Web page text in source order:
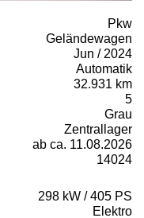
Pkw
Geländewagen
Jun / 2024
Automatik
32.931 km
5
Grau
Zentrallager
ab ca. 11.08.2026
14024
298 kW / 405 PS
Elektro